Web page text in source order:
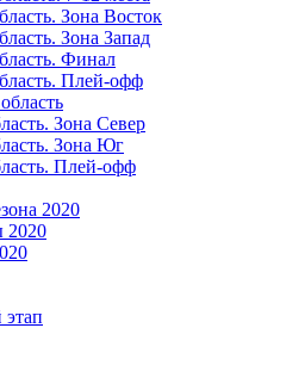
Зона Восток
Зона Запад
Финал
Плей-офф
Зона Север
Зона Юг
Плей-офф
2020
2020